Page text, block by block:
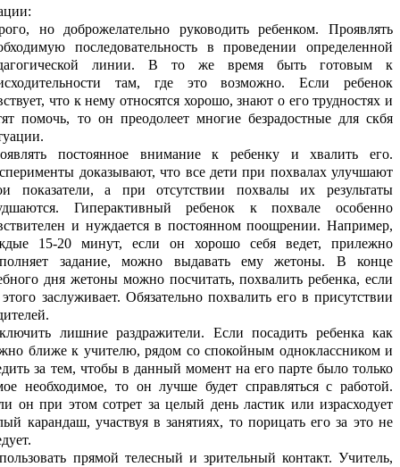
но доброжелательно руководить ребенком. Проявлять
последовательность в проведении определенной
линии. В то же время быть готовым к
там, где это возможно. Если ребенок
что к нему относятся хорошо, знают о его трудностях и
помочь, то он преодолеет многие безрадостные для скбя
постоянное внимание к ребенку и хвалить его.
доказывают, что все дети при похвалах улучшают
показатели, а при отсутствии похвалы их результаты
Гиперактивный ребенок к похвале особенно
и нуждается в постоянном поощрении. Например,
15-20 минут, если он хорошо себя ведет, прилежно
задание, можно выдавать ему жетоны. В конце
дня жетоны можно посчитать, похвалить ребенка, если
заслуживает. Обязательно похвалить его в присутствии
лишние раздражители. Если посадить ребенка как
ближе к учителю, рядом со спокойным одноклассником и
за тем, чтобы в данный момент на его парте было только
необходимое, то он лучше будет справляться с работой.
он при этом сотрет за целый день ластик или израсходует
карандаш, участвуя в занятиях, то порицать его за это не
прямой телесный и зрительный контакт. Учитель,